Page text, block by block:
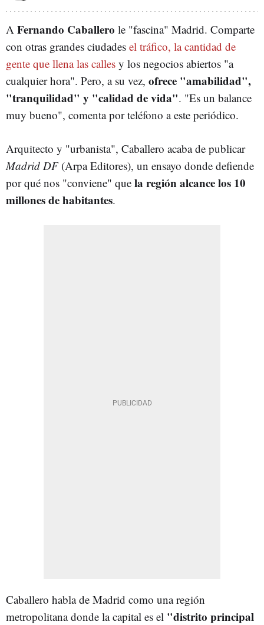
A Fernando Caballero le "fascina" Madrid. Comparte
con otras grandes ciudades el tráfico, la cantidad de
gente que llena las calles y los negocios abiertos "a
cualquier hora". Pero, a su vez, ofrece "amabilidad",
"tranquilidad" y "calidad de vida". "Es un balance
muy bueno", comenta por teléfono a este periódico.
Arquitecto y "urbanista", Caballero acaba de publicar
Madrid DF(Arpa Editores), un ensayo donde defiende
por qué nos "conviene" que la región alcance los 10
millones de habitantes.
Caballero habla de Madrid como una región
metropolitana donde la capital es el "distrito principal